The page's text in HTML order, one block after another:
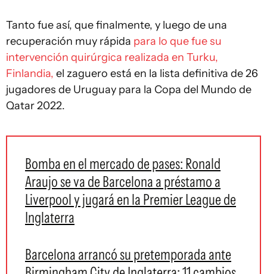
Tanto fue así, que finalmente, y luego de una
recuperación muy rápida para lo que fue su
intervención quirúrgica realizada en Turku,
Finlandia, el zaguero está en la lista definitiva de 26
jugadores de Uruguay para la Copa del Mundo de
Qatar 2022.
Bomba en el mercado de pases: Ronald
Araujo se va de Barcelona a préstamo a
Liverpool y jugará en la Premier League de
Inglaterra
Barcelona arrancó su pretemporada ante